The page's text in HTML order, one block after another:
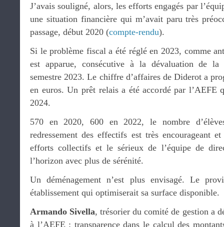
J’avais souligné, alors, les efforts engagés par
une situation financière qui m’avait paru très
passage, début 2020 (compte-rendu).
Si le problème fiscal a été réglé en 2023, comme
est apparue, consécutive à la dévaluation de
semestre 2023. Le chiffre d’affaires de Diderot a
en euros. Un prêt relais a été accordé par l’AEFE
2024.
570 en 2020, 600 en 2022, le nombre
redressement des effectifs est très encourageant
efforts collectifs et le sérieux de l’équipe de
l’horizon avec plus de sérénité.
Un déménagement n’est plus envisagé. Le
établissement qui optimiserait sa surface disponible.
Armando Sivella, trésorier du comité de gestion a
à l’AEFE : transparence dans le calcul des